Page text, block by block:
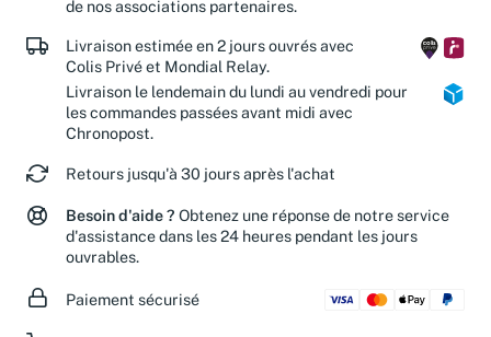
de nos associations partenaires.
Livraison estimée en 2 jours ouvrés avec
Colis Privé et Mondial Relay.
Livraison le lendemain du lundi au vendredi pour
les commandes passées avant midi avec
Chronopost.
Retours jusqu'à 30 jours après l'achat
Besoin d'aide ? Obtenez une réponse de notre service
d'assistance dans les 24 heures pendant les jours
ouvrables.
Paiement sécurisé